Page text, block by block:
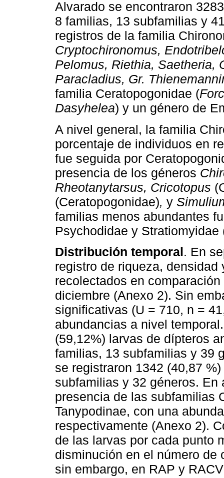
Alvarado se encontraron
8 familias, 13 subfamilias y
registros de la familia
Cryptochironomus,
Pelomus, Riethia, Saetheria,
Paracladius, Gr.
familia Ceratopogonidae (
Dasyhelea) y un género de
A nivel general, la familia
porcentaje de individuos en
fue seguida por
presencia de los géneros
Rheotanytarsus, Cricotopus
(Ceratopogonidae), y
familias menos abundantes
Psychodidae y Stratiomyidae
Distribución temporal. En
registro de riqueza,
recolectados en
diciembre (Anexo 2). Sin
significativas (U = 710, n =
abundancias a nivel
(59,12%) larvas de dípteros
familias, 13 subfamilias y 39
se registraron 1342 (40,87
subfamilias y 32 géneros.
presencia de las subfamilias
Tanypodinae, con una
respectivamente (Anexo 2).
de las larvas por cada punto
disminución en el número de
sin embargo, en RAP y